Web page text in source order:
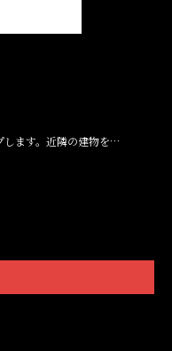
します。近隣の建物を…